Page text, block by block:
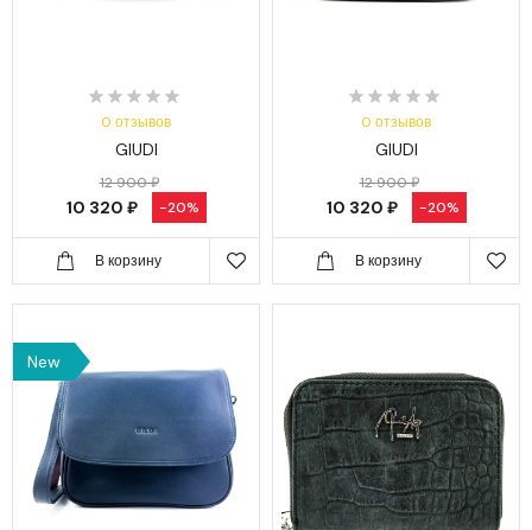
0 отзывов
GIUDI
12 900 ₽
10 320 ₽ -20%
В корзину
0 отзывов
GIUDI
12 900 ₽
10 320 ₽ -20%
В корзину
New